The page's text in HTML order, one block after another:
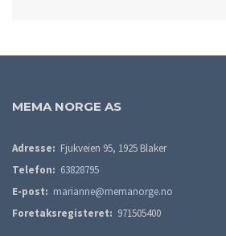
MEMA NORGE AS
Adresse: Fjukveien 95, 1925 Blaker
Telefon: 63828795
E-post: marianne@memanorge.no
Foretaksregisteret: 971505400